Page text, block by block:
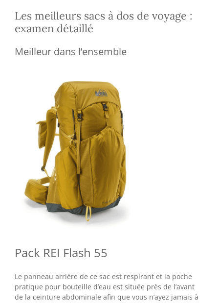
Les meilleurs sacs à dos de voyage :
examen détaillé
Meilleur dans l’ensemble
Pack REI Flash 55
Le panneau arrière de ce sac est respirant et la poche
pratique pour bouteille d’eau est située près de l’avant
de la ceinture abdominale afin que vous n’ayez jamais à